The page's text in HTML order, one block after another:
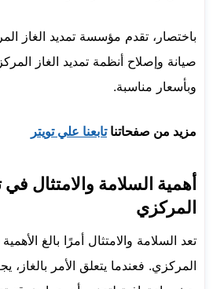
باختصار، تقدم مؤسسة تمديد الغاز
صيانة وإصلاح أنظمة تمديد الغاز
وبأسعار مناسبة.
مزيد من صفحاتناتابعنا علي تويتر
أهمية السلامة والامتثال في
المركزي
تعد السلامة والامتثال أمرًا بالغ
المركزي. فعندما يتعلق الأمر بالغاز،